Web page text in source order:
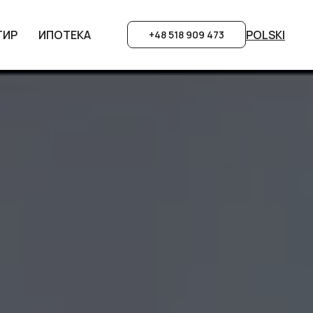
ИПОТЕКА +48 518 909 473 POLSKI
ИПОТЕКА +48 518 909 473 POLSKI